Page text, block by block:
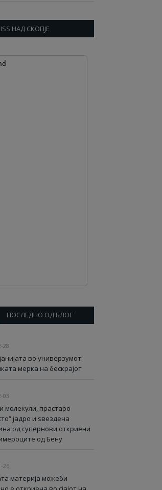
НАД СКОПЈЕ
ПОСЛЕДНО ОД БЛОГ
28
во универзумот:
мерка на бескрајот
03
молекули, прастаро
јадро и ѕвездена
од супернови откриени
од Бену
26
материја можеби